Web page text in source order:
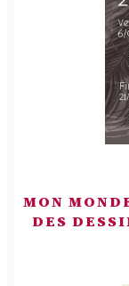
MON
DES